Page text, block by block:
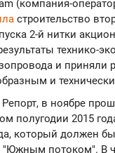
(компания-
строительство
2-й нитки
технико-
и приняли
и
в ноябре
полугодии 2015
который должен
"Южным потоком". В